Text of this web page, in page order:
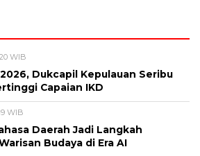
WIB
Dukcapil Kepulauan Seribu
Capaian IKD
WIB
Daerah Jadi Langkah
Budaya di Era AI